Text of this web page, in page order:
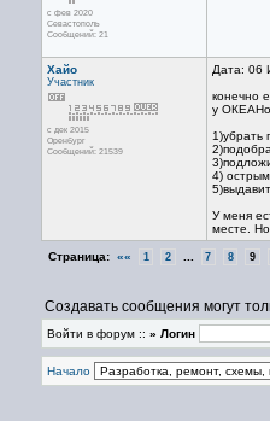
с фев 2020
Севастополь
Сообщений: 21
Хайо
Участник
с дек 2015
Оренбург
Сообщений: 21539
Дата: 06
конечно
у
1)убрать
4)
У меня
месте.
Страница: «« 1 2 7 8 9
Создавать сообщения могут
Войти в форум :: » Логин
Начало